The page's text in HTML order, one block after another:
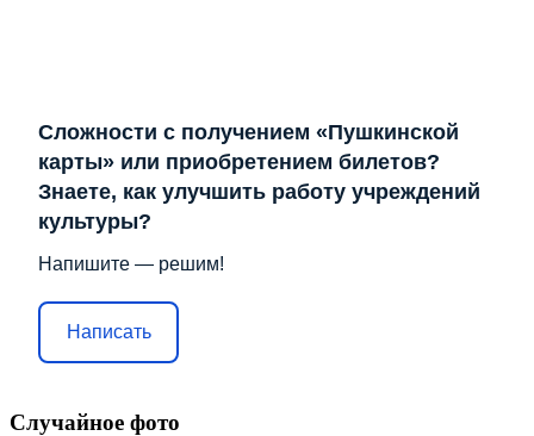
Сложности с получением «Пушкинской
карты» или приобретением билетов?
Знаете, как улучшить работу учреждений
культуры?
Напишите — решим!
Написать
Случайное фото